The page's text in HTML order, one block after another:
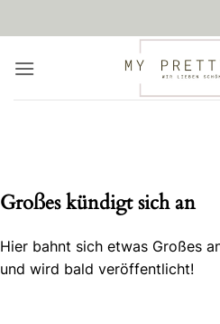
Inhalt
Großes kündigt sich an
Hier bahnt sich etwas Großes
und wird bald veröffentlicht!